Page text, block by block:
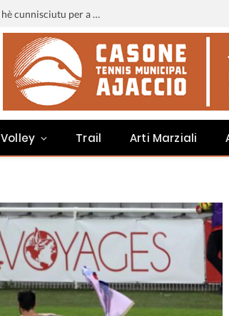
Liga 3 : u calendariu di u Sporting Club di Bastia hè cunnisciutu per a staghjoni 2026-2027
Volley Trail Arti Marziali